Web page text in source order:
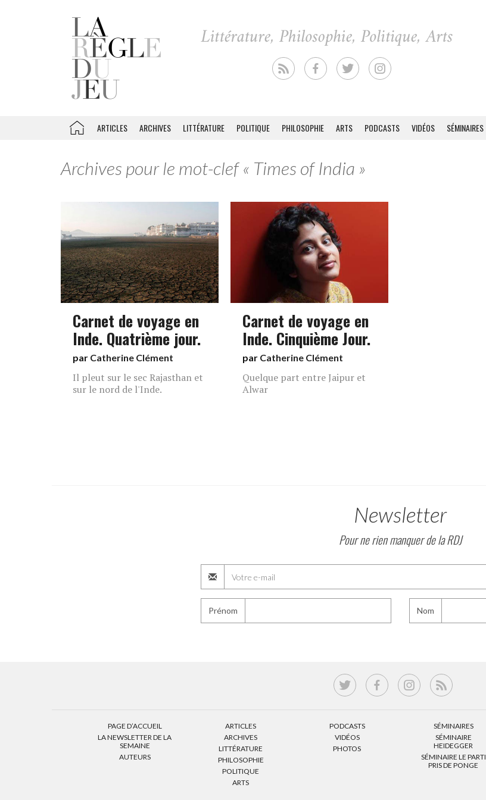
ARTICLES ARCHIVES LITTÉRATURE POLITIQUE PHILOSOPHIE ARTS PODCASTS VIDÉOS SÉMINAIRES
Archives pour le mot-clef « Times of India »
Carnet de voyage en
Inde. Quatrième jour.
par Catherine Clément
Il pleut sur le sec Rajasthan et
sur le nord de l'Inde.
Carnet de voyage en
Inde. Cinquième Jour.
par Catherine Clément
Quelque part entre Jaipur et
Alwar
Newsletter
Pour ne rien manquer de la RDJ
Prénom Nom
PAGE D’ACCUEIL
LA NEWSLETTER DE LA
SEMAINE
AUTEURS
ARTICLES
ARCHIVES
LITTÉRATURE
PHILOSOPHIE
POLITIQUE
ARTS
PODCASTS
VIDÉOS
PHOTOS
SÉMINAIRES
SÉMINAIRE
HEIDEGGER
SÉMINAIRE LE PARTI
PRIS DE PONGE